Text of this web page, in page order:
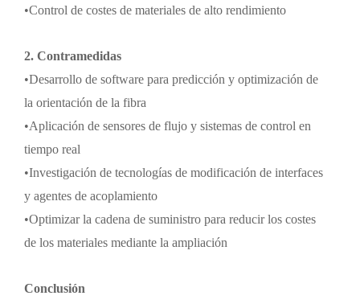
•Control de costes de materiales de alto rendimiento
2. Contramedidas
•Desarrollo de software para predicción y optimización de
la orientación de la fibra
•Aplicación de sensores de flujo y sistemas de control en
tiempo real
•Investigación de tecnologías de modificación de interfaces
y agentes de acoplamiento
•Optimizar la cadena de suministro para reducir los costes
de los materiales mediante la ampliación
Conclusión